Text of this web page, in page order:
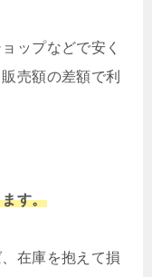
ップなどで安く
売額の差額で利
す。
在庫を抱えて損